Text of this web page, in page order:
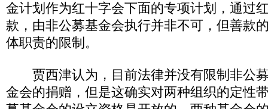
金计划作为红十字会下面的专项计划，通过
款，由非公募基金会执行并非不可，但善款
体职责的限制。
贾西津认为，目前法律并没有限制非公
金会的捐赠，但是这确实对两种组织的定性